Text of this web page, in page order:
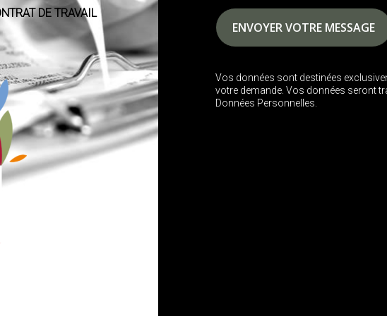
DE TRAVAIL
Vos données sont destinées
votre demande. Vos données seront
Données Personnelles.